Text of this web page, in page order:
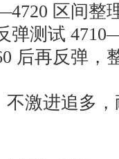
区间整
弹测试
后再反弹，
激进追多，